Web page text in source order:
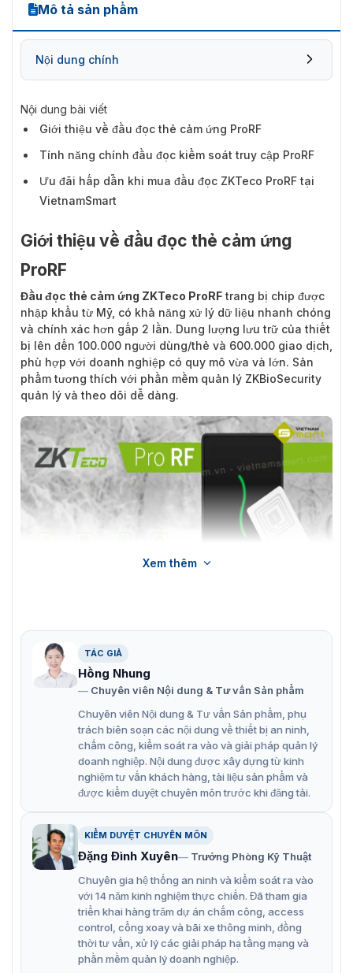
Mô tả sản phẩm
Nội dung chính
Nội dung bài viết
Giới thiệu về đầu đọc thẻ cảm ứng ProRF
Tính năng chính đầu đọc kiểm soát truy cập ProRF
Ưu đãi hấp dẫn khi mua đầu đọc ZKTeco ProRF tại
VietnamSmart
Giới thiệu về đầu đọc thẻ cảm ứng
ProRF
Đầu đọc thẻ cảm ứng ZKTeco ProRF trang bị chip được
nhập khẩu từ Mỹ, có khả năng xử lý dữ liệu nhanh chóng
và chính xác hơn gấp 2 lần. Dung lượng lưu trữ của thiết
bị lên đến 100.000 người dùng/thẻ và 600.000 giao dịch,
phù hợp với doanh nghiệp có quy mô vừa và lớn. Sản
phẩm tương thích với phần mềm quản lý ZKBioSecurity
quản lý và theo dõi dễ dàng.
Giới thiệu về đầu đọc thẻ ZKTeco ProRF
Tính năng chính đầu đọc kiểm soát truy
ZKTeco ProRF là một giải pháp kiểm soát truy cập hiệu
quả. Với thiết kế bền bỉ, tính năng vượt trội và khả năng
hoạt động ổn định, đầu đọc đang được ưa chuộng rộng
rãi trong các ứng dụng kiểm soát truy cập cho doanh
nghiệp, nhà xưởng, chung cư.
Chỉ thị âm báo bằng đèn LED & tiếng Beep.
Tương thích với phần mềm quản lý ZKBioSecurity.
Trang bị 2 rơle khóa, điều khiển báo động.
Thiết bị dựa trên IP, hỗ trợ triển khai độc lập hoặc
mạng lưới.
Tính năng SRB để tăng cường bảo mật và đầu vào
Xem thêm
TÁC GIẢ
Hồng Nhung
Chuyên viên Nội dung & Tư vấn Sản phẩm
Chuyên viên Nội dung & Tư vấn Sản phẩm, phụ
trách biên soạn các nội dung về thiết bị an ninh,
chấm công, kiểm soát ra vào và giải pháp quản lý
doanh nghiệp. Nội dung được xây dựng từ kinh
nghiệm tư vấn khách hàng, tài liệu sản phẩm và
được kiểm duyệt chuyên môn trước khi đăng tải.
KIỂM DUYỆT CHUYÊN MÔN
Đặng Đình Xuyên
Trưởng Phòng Kỹ Thuật
Chuyên gia hệ thống an ninh và kiểm soát ra vào
với 14 năm kinh nghiệm thực chiến. Đã tham gia
triển khai hàng trăm dự án chấm công, access
control, cổng xoay và bãi xe thông minh, đồng
thời tư vấn, xử lý các giải pháp hạ tầng mạng và
phần mềm quản lý doanh nghiệp.